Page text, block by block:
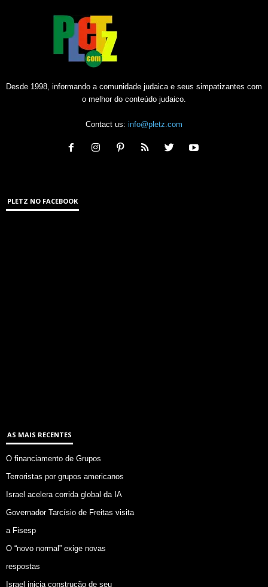
Desde 1998, informando a comunidade judaica e seus simpatizantes com
o melhor do conteúdo judaico.
Contact us: info@pletz.com
PLETZ NO FACEBOOK
AS MAIS RECENTES
O financiamento de Grupos
Terroristas por grupos americanos
Israel acelera corrida global da IA
Governador Tarcísio de Freitas visita
a Fisesp
O “novo normal” exige novas
respostas
Israel inicia construção de seu